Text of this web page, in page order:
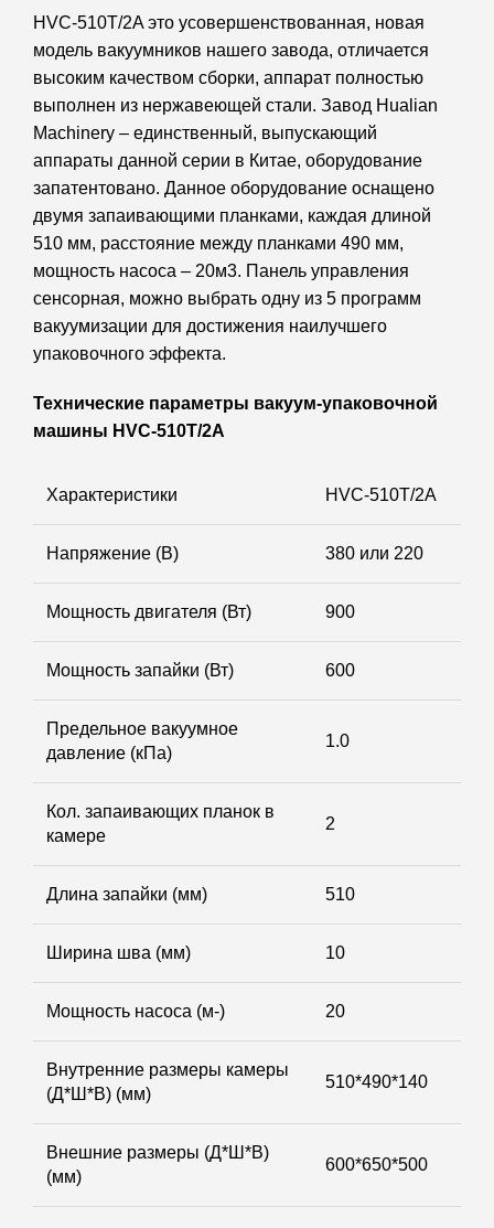
HVC-510T/2A это усовершенствованная, новая
модель вакуумников нашего завода, отличается
высоким качеством сборки, аппарат полностью
выполнен из нержавеющей стали. Завод Hualian
Machinery – единственный, выпускающий
аппараты данной серии в Китае, оборудование
запатентовано. Данное оборудование оснащено
двумя запаивающими планками, каждая длиной
510 мм, расстояние между планками 490 мм,
мощность насоса – 20м3. Панель управления
сенсорная, можно выбрать одну из 5 программ
вакуумизации для достижения наилучшего
упаковочного эффекта.
Технические параметры вакуум-упаковочной
машины HVC-510T/2A
Характеристики HVC-510T/2A
Напряжение (В) 380 или 220
Мощность двигателя (Вт) 900
Мощность запайки (Вт) 600
Предельное вакуумное
давление (кПа)
1.0
Кол. запаивающих планок в
камере
2
Длина запайки (мм) 510
Ширина шва (мм) 10
Мощность насоса (м-) 20
Внутренние размеры камеры
(Д*Ш*В) (мм)
510*490*140
Внешние размеры (Д*Ш*В)
(мм)
600*650*500